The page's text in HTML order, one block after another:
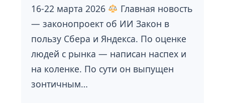
16-22 марта 2026
Главная новость
— законопроект об ИИ Закон в
пользу Сбера и Яндекса. По оценке
людей с рынка — написан наспех и
на коленке. По сути он выпущен
зонтичным…